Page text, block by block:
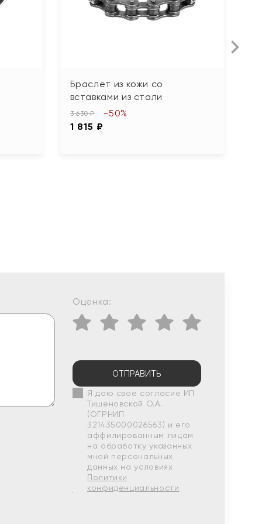
Браслет из кожи со
вставками из стали
3 630 ₽
1 815 ₽
-50%
Оценка:
ОТПРАВИТЬ
Я даю свое согласие ИП
Тишеновской О.А.
(ОГРНИП
321435000026563) и его
аффилированным лицам
на обработку указанных
мной персональных
данных на условиях
Политики
конфиденциальности